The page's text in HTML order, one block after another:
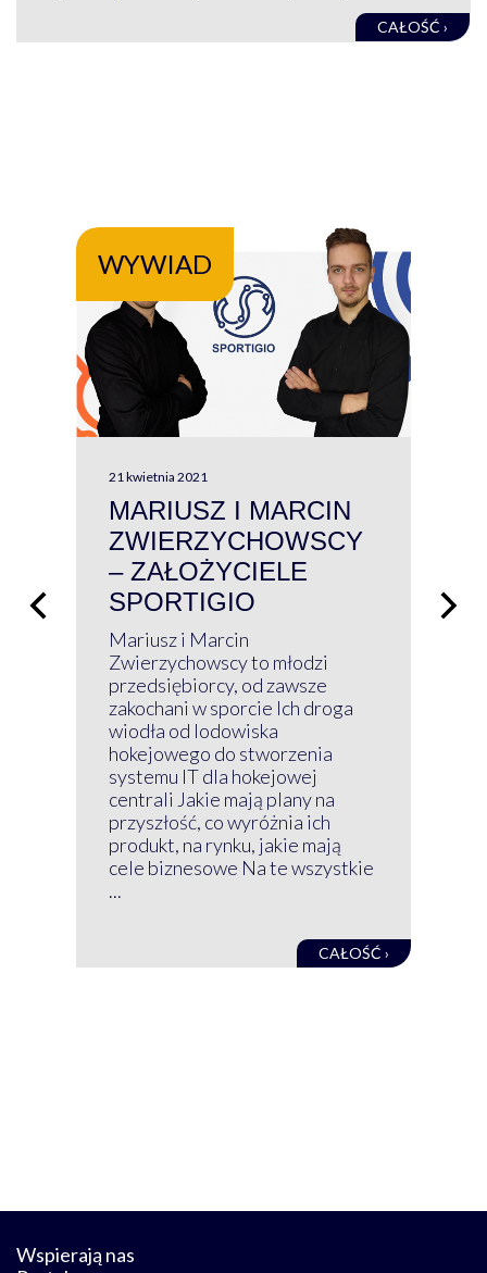
CAŁOŚĆ ›
WYWIAD
21 kwietnia 2021
MARIUSZ I MARCIN
ZWIERZYCHOWSCY
– ZAŁOŻYCIELE
SPORTIGIO
Mariusz i Marcin
Zwierzychowscy to młodzi
przedsiębiorcy, od zawsze
zakochani w sporcie Ich droga
wiodła od lodowiska
hokejowego do stworzenia
systemu IT dla hokejowej
centrali Jakie mają plany na
przyszłość, co wyróżnia ich
produkt, na rynku, jakie mają
cele biznesowe Na te wszystkie
...
CAŁOŚĆ ›
Wspierają nas